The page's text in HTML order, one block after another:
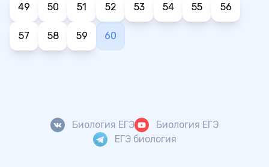
49 50 51 52 53 54 55 56
57 58 59 60
Биология ЕГЭ
Биология ЕГЭ
ЕГЭ биология